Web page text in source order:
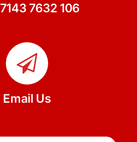
7632 106
Email Us